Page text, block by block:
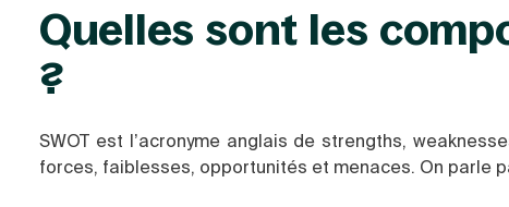
Quelles sont les
?
SWOT est l’acronyme anglais de strengths,
forces, faiblesses, opportunités et menaces. On parle